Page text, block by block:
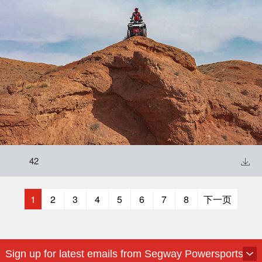
42 
1 2 3 4 5 6 7 8 下一页
Sign up for latest emails from Segway Powersports.